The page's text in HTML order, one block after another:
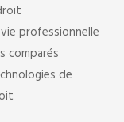
professionnelle
comparés
de